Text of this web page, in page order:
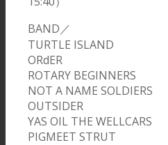
BAND／
TURTLE ISLAND
ORdER
ROTARY BEGINNERS
NOT A NAME SOLDIERS
OUTSIDER
YAS OIL THE WELLCARS
PIGMEET STRUT